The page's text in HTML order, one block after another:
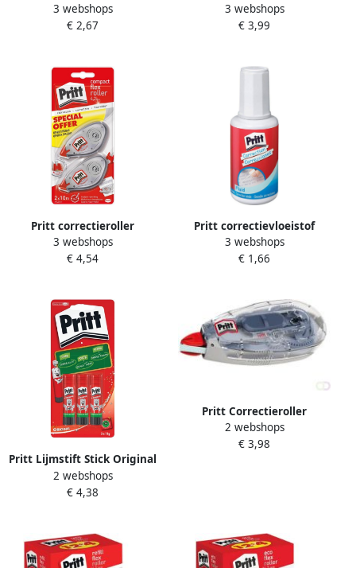
correctieroller Refill Flex 6
mm x 12 m in ophangdoosje
3 webshops
€ 2,67
blister met 2 stuks waarvan
2de aan halve prijs
3 webshops
€ 3,99
Pritt correctieroller
Compact Flex 4 2 mm x 10
m blister met 2 stuks
3 webshops
€ 4,54
Pritt correctievloeistof
Correct-it Fluid op blister
3 webshops
€ 1,66
Pritt Lijmstift Stick Original
11gr blisterà 3 stuks
2 webshops
€ 4,38
Pritt Correctieroller
6mmx12m flex navulbaar
2 webshops
€ 3,98